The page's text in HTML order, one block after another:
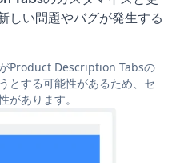
しい問題やバグが発生する
Product Description Tabsの
とする可能性があるため、セ
があります。